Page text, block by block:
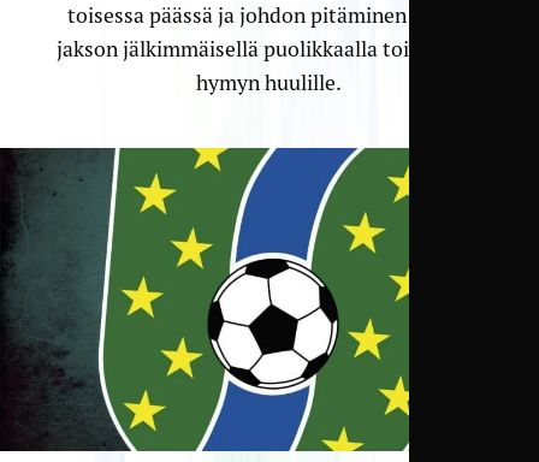
toisessa päässä ja johdon pitäminen toisen
jakson jälkimmäisellä puolikkaalla toivat toki
hymyn huulille.